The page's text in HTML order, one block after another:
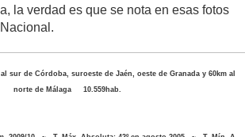
la verdad es que se nota en esas fotos
de Córdoba, suroeste de Jaén, oeste de Granada y 60km al
norte de Málaga 10.559hab.